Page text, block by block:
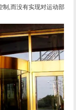
制,而没有实现对运动部